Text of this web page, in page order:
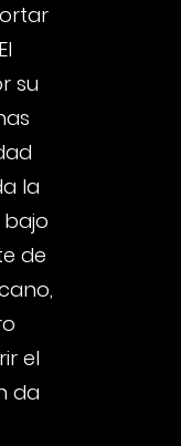
su
la
de
el
da